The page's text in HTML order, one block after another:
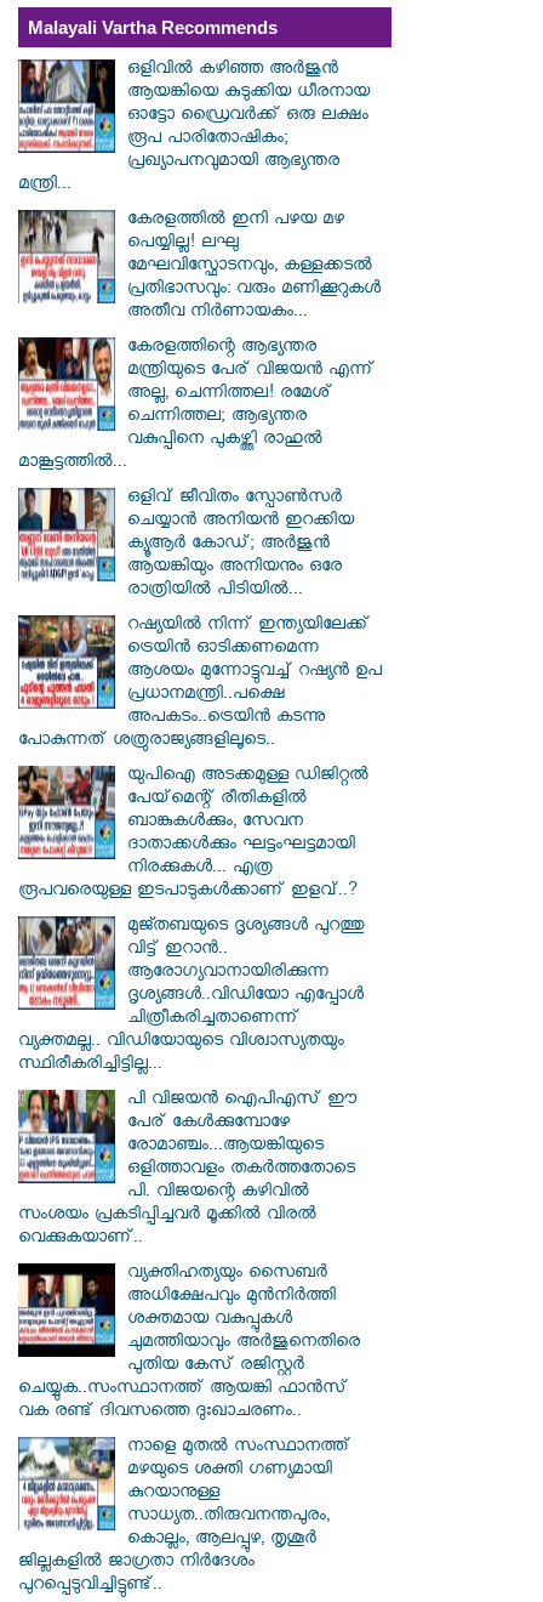
Malayali Vartha Recommends
ഒളിവിൽ കഴിഞ്ഞ അർജുൻ
ആയങ്കിയെ കുടുക്കിയ ധീരനായ
ഓട്ടോ ഡ്രൈവർക്ക് ഒരു ലക്ഷം
രൂപ പാരിതോഷികം;
പ്രഖ്യാപനവുമായി ആഭ്യന്തര
മന്ത്രി...
കേരളത്തിൽ ഇനി പഴയ മഴ
പെയ്യില്ല! ലഘു
മേഘവിസ്ഫോടനവും, കള്ളക്കടൽ
പ്രതിഭാസവും: വരും മണിക്കൂറുകൾ
അതീവ നിർണായകം...
കേരളത്തിന്റെ ആഭ്യന്തര
മന്ത്രിയുടെ പേര് വിജയൻ എന്ന്
അല്ല, ചെന്നിത്തല! രമേശ്
ചെന്നിത്തല; ആഭ്യന്തര
വകുപ്പിനെ പുകഴ്ത്തി രാഹുൽ
മാങ്കൂട്ടത്തിൽ...
ഒളിവ് ജീവിതം സ്പോൺസർ
ചെയ്യാൻ അനിയൻ ഇറക്കിയ
ക്യൂആർ കോഡ്; അർജുൻ
ആയങ്കിയും അനിയനും ഒരേ
രാത്രിയിൽ പിടിയിൽ...
റഷ്യയിൽ നിന്ന് ഇന്ത്യയിലേക്ക്
ട്രെയിൻ ഓടിക്കണമെന്ന
ആശയം മുന്നോട്ടുവച്ച് റഷ്യൻ ഉപ
പ്രധാനമന്ത്രി..പക്ഷെ
അപകടം..ട്രെയിൻ കടന്നു
പോകുന്നത് ശത്രുരാജ്യങ്ങളിലൂടെ..
യുപിഐ അടക്കമുള്ള ഡിജിറ്റല്‍
പേയ്‌മെന്റ് രീതികളില്‍
ബാങ്കുകള്‍ക്കും, സേവന
ദാതാക്കള്‍ക്കും ഘട്ടംഘട്ടമായി
നിരക്കുകള്‍... എത്ര
രൂപവരെയുള്ള ഇടപാടുകള്‍ക്കാണ് ഇളവ്..?
മുജ്തബയുടെ ദൃശ്യങ്ങൾ പുറത്തു
വിട്ട് ഇറാൻ..
ആരോഗ്യവാനായിരിക്കുന്ന
ദൃശ്യങ്ങൾ..വിഡിയോ എപ്പോൾ
ചിത്രീകരിച്ചതാണെന്ന്
വ്യക്തമല്ല.. വിഡിയോയുടെ വിശ്വാസ്യതയും
സ്ഥിരീകരിച്ചിട്ടില്ല...
പി വിജയന്‍ ഐപിഎസ് ഈ
പേര് കേൾക്കുമ്പോഴേ
രോമാഞ്ചം...ആയങ്കിയുടെ
ഒളിത്താവളം തകര്‍ത്തതോടെ
പി. വിജയന്റെ കഴിവില്‍
സംശയം പ്രകടിപ്പിച്ചവര്‍ മൂക്കില്‍ വിരല്‍
വെക്കുകയാണ്..
വ്യക്തിഹത്യയും സൈബര്‍
അധിക്ഷേപവും മുന്‍നിര്‍ത്തി
ശക്തമായ വകുപ്പുകള്‍
ചുമത്തിയാവും അർജുനെതിരെ
പുതിയ കേസ് രജിസ്റ്റര്‍
ചെയ്യുക..സംസ്ഥാനത്ത് ആയങ്കി ഫാൻസ്
വക രണ്ട് ദിവസത്തെ ദുഃഖാചരണം..
നാളെ മുതൽ സംസ്ഥാനത്ത്
മഴയുടെ ശക്തി ഗണ്യമായി
കുറയാനുള്ള
സാധ്യത..തിരുവനന്തപുരം,
കൊല്ലം, ആലപ്പുഴ, തൃശൂർ
ജില്ലകളിൽ ജാഗ്രതാ നിർദേശം
പുറപ്പെടുവിച്ചിട്ടുണ്ട്..